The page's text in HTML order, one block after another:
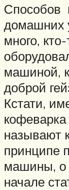
Способов
домашних
много,
машиной,
доброй
Кстати,
называют
принципе
машины, о
начале